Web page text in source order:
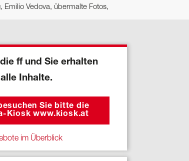
Vedova, übermalte Fotos,
ff und Sie erhalten
Inhalte.
Sie bitte die
Kiosk www.kiosk.at
im Überblick